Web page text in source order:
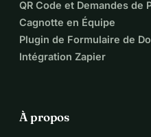
QR Code et Demandes de
Cagnotte en Équipe
Plugin de Formulaire de
Intégration Zapier
À propos